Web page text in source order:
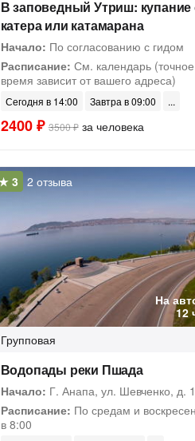
В заповедный Утриш: купание
катера или катамарана
Начало: По согласованию с гидом
Расписание: См. календарь (точное
время зависит от вашего адреса)
Сегодня в 14:00 Завтра в 09:00
2400 ₽ 3500 ₽за человека
На
12
2 отзыва
Групповая
Водопады реки Пшада
Начало: Г. Анапа, ул. Шевченко, д.
Расписание: По средам и
в 8:00